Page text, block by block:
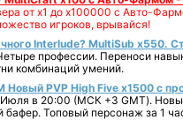
от х1 до х100000 с Авто-
игроков, врывайся!
Interlude? MultiSub x550.
профессии. Переноси
комбинаций умений.
Новый PVP High Five x1500 с
в 20:00 (МСК +3 GMT).
бафер. Топовый персонаж за 1